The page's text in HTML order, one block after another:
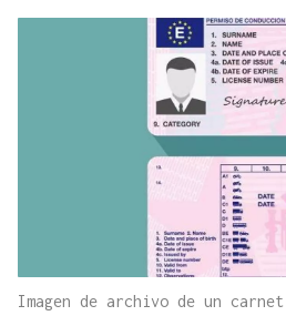
Imagen de archivo de un